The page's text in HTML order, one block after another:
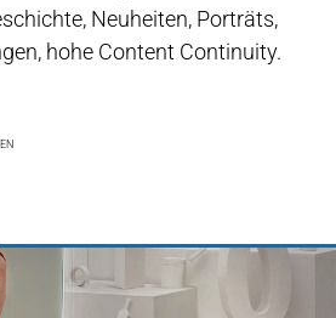
Neuheiten, Porträts,
hohe Content Continuity.